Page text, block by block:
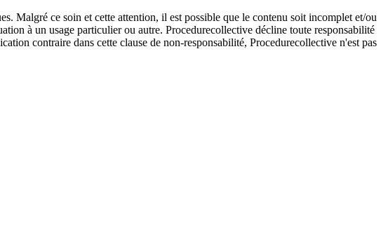
Malgré ce soin et cette attention, il est possible que le contenu soit incomplet et/ou
à un usage particulier ou autre. Procedurecollective décline toute responsabilité
contraire dans cette clause de non-responsabilité, Procedurecollective n'est pas